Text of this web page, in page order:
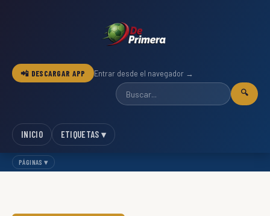
📲 DESCARGAR APP Entrar desde el navegador →
🔍
INICIO ETIQUETAS ▾
PÁGINAS ▾